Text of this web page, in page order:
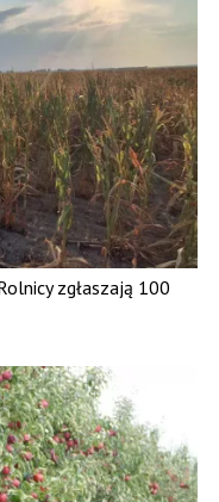
zgłaszają 100